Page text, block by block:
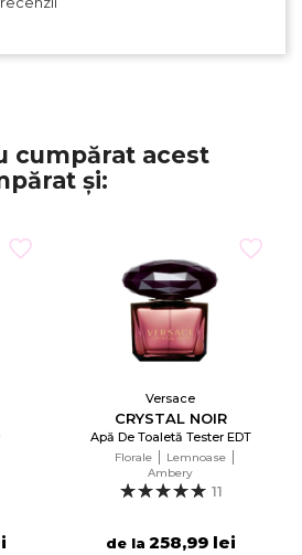
cumpărat acest
și:
Versace
CRYSTAL NOIR
Apă De Toaletă Tester EDT
Florale
Lemnoase
Ambery
11
de la 258,99 lei